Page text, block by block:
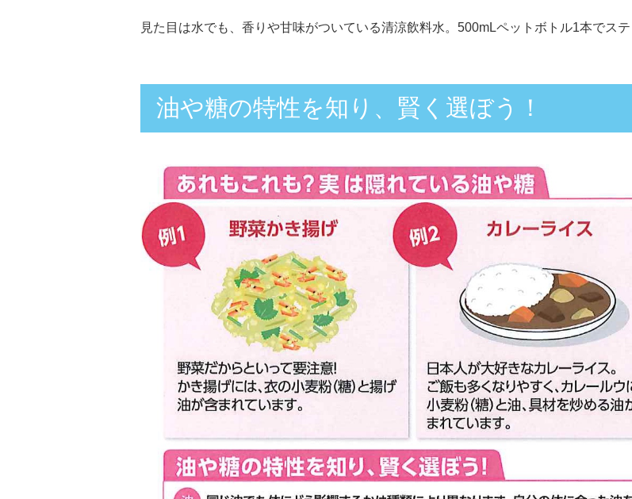
見た目は水でも、香りや甘味がついている清涼飲料水。500mLペットボトル1本でス
油や糖の特性を知り、賢く選ぼう！